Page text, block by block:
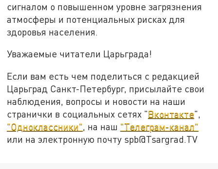
сигналом о повышенном уровне загрязнения
атмосферы и потенциальных рисках для
здоровья населения.
Уважаемые читатели Царьграда!
Если вам есть чем поделиться с редакцией
Царьград Санкт-Петербург, присылайте свои
наблюдения, вопросы и новости на наши
странички в социальных сетях "Вконтакте",
"Одноклассники", на наш "Телеграм-канал"
или на электронную почту spb@Tsargrad.TV